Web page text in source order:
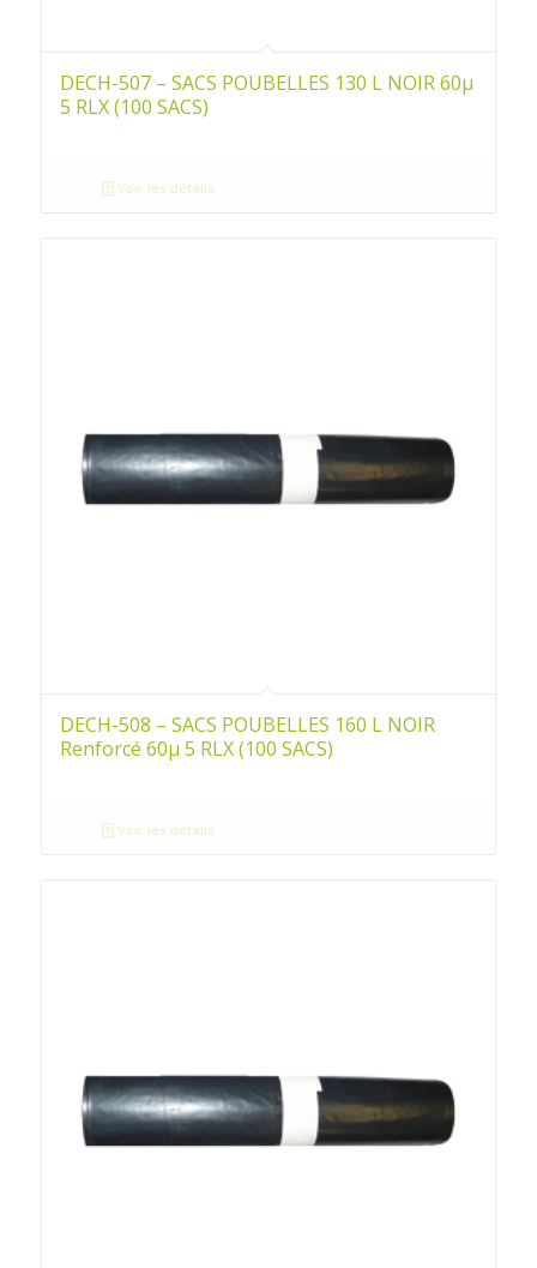
DECH-507 – SACS POUBELLES 130 L NOIR 60µ
5 RLX (100 SACS)
Voir les détails
DECH-508 – SACS POUBELLES 160 L NOIR
Renforcé 60µ 5 RLX (100 SACS)
Voir les détails